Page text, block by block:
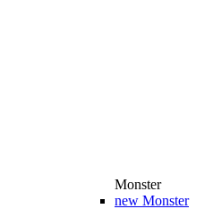
Monster
new Monster